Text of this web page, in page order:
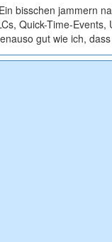
bisschen jammern
Quick-Time-Events,
gut wie ich,